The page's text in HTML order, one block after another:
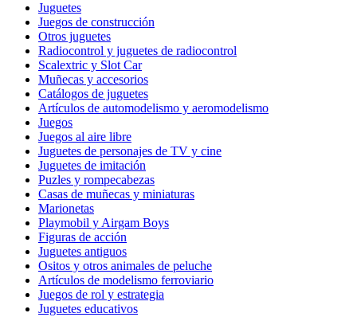
Juguetes
Juegos de construcción
Otros juguetes
Radiocontrol y juguetes de radiocontrol
Scalextric y Slot Car
Muñecas y accesorios
Catálogos de juguetes
Artículos de automodelismo y aeromodelismo
Juegos
Juegos al aire libre
Juguetes de personajes de TV y cine
Juguetes de imitación
Puzles y rompecabezas
Casas de muñecas y miniaturas
Marionetas
Playmobil y Airgam Boys
Figuras de acción
Juguetes antiguos
Ositos y otros animales de peluche
Artículos de modelismo ferroviario
Juegos de rol y estrategia
Juguetes educativos